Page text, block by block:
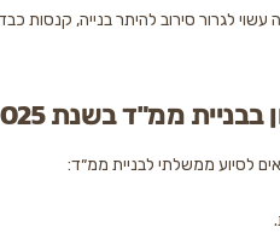
בנייה, קנסות כבדים, ואיומי פינוי
בשנת 2025?